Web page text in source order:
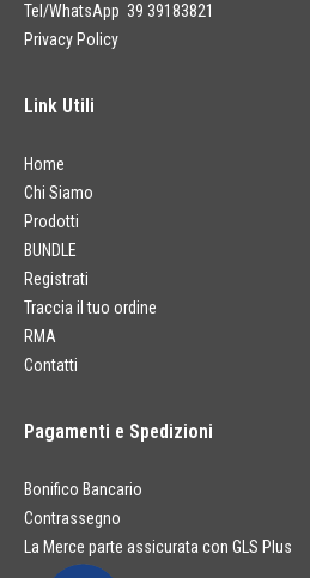
Tel/WhatsApp 39 39183821
Privacy Policy
Link Utili
Home
Chi Siamo
Prodotti
BUNDLE
Registrati
Traccia il tuo ordine
RMA
Contatti
Pagamenti e Spedizioni
Bonifico Bancario
Contrassegno
La Merce parte assicurata con GLS Plus